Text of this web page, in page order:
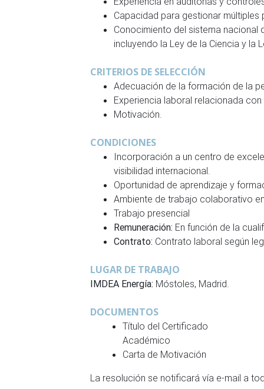
Capacidad para gestionar
Conocimiento del sistema nacional
incluyendo la Ley de la Ciencia y la
CRITERIOS DE SELECCIÓN
Adecuación de la formación de la
Experiencia laboral relacionada
Motivación.
CONDICIONES
Incorporación a un centro de
visibilidad internacional.
Oportunidad de aprendizaje y
Ambiente de trabajo colaborativo
Trabajo presencial
Remuneración: En función de la
Contrato: Contrato laboral según
LUGAR DE TRABAJO
IMDEA Energía: Móstoles, Madrid.
DOCUMENTOS
Título del Certificado
Académico
Carta de Motivación
La resolución se notificará vía e-mail a